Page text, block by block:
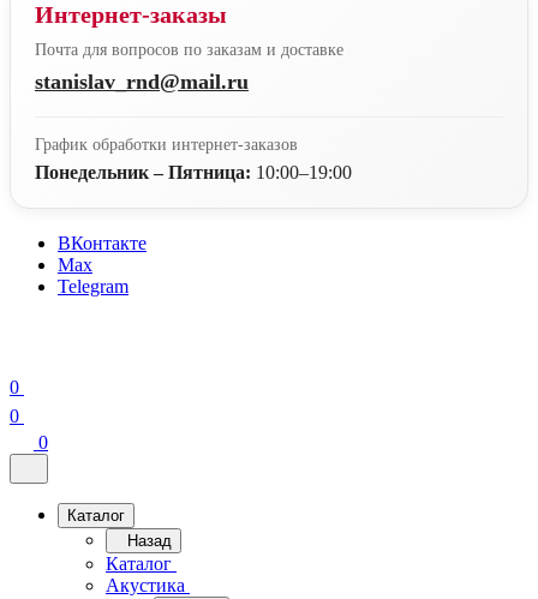
Интернет-заказы
Почта для вопросов по заказам и доставке
stanislav_rnd@mail.ru
График обработки интернет-заказов
Понедельник – Пятница: 10:00–19:00
ВКонтакте
Max
Telegram
0
0
0
Каталог
Назад
Каталог
Акустика